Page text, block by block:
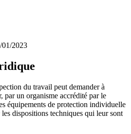
01/2023
du travail peut demander à
un organisme accrédité par le
équipements de protection individuelle
dispositions techniques qui leur sont